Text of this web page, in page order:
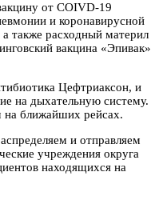
от COIVD-19
и коронавирусной
также расходный материл
вакцина «Эпивак»
Цефтриаксон, и
на дыхательную систему.
на ближайших рейсах.
и отправляем
учреждения округа
находящихся на